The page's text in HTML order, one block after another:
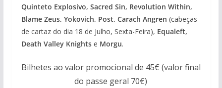
Quinteto Explosivo, Sacred Sin, Revolution Within,
Blame Zeus, Yokovich, Post, Carach Angren (cabeças
de cartaz do dia 18 de Julho, Sexta-Feira), Equaleft,
Death Valley Knightse Morgu.
Bilhetes ao valor promocional de 45€ (valor final
do passe geral 70€)